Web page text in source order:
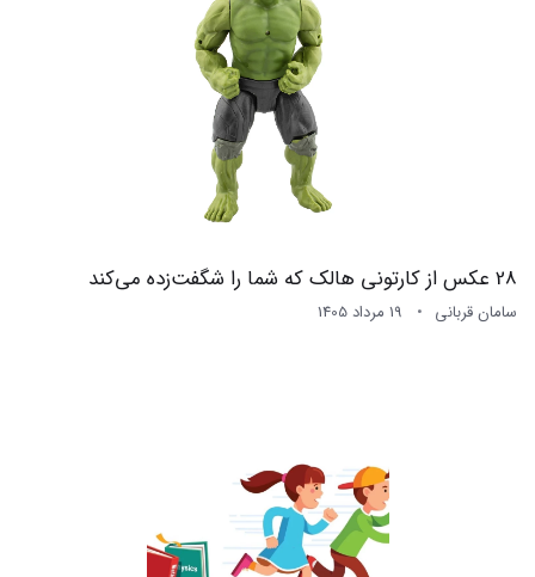
28 عکس از کارتونی هالک که شما را شگفت‌زده می‌کند
سامان قربانی 19 مرداد 1405